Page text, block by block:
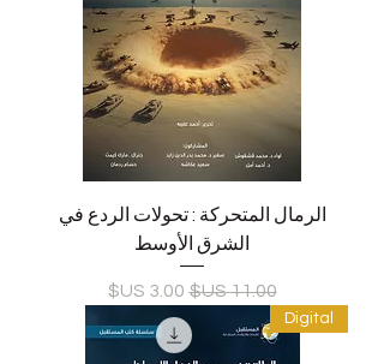
الرمال المتحركة : تحولات الردع في
الشرق الأوسط
سعر عادي‏11.00 US$ سعر البيع
Digital